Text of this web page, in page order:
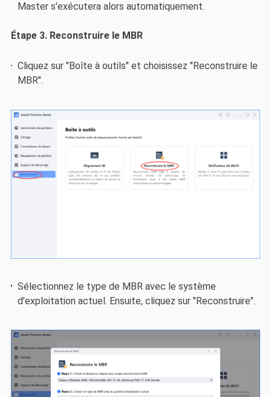
Master s'exécutera alors automatiquement.
Étape 3. Reconstruire le MBR
Cliquez sur "Boîte à outils" et choisissez "Reconstruire le
MBR".
Sélectionnez le type de MBR avec le système
d'exploitation actuel. Ensuite, cliquez sur "Reconstruire".